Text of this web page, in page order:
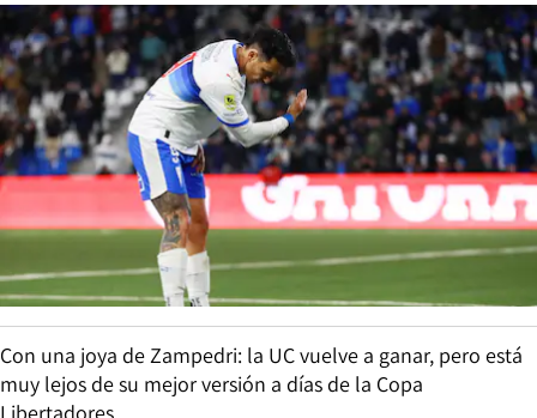
Con una joya de Zampedri: la UC vuelve a ganar, pero está
muy lejos de su mejor versión a días de la Copa